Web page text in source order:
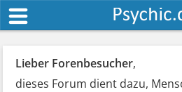
Lieber Forenbesucher,
dieses Forum dient dazu,